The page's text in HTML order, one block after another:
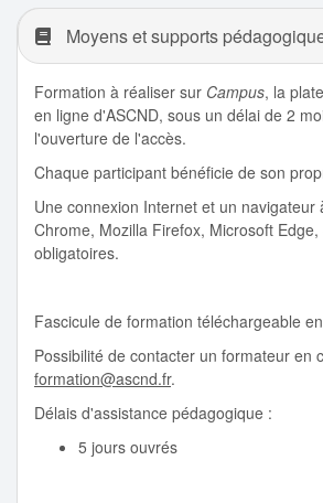
Moyens et supports
Formation à réaliser sur Campus, la
en ligne d'ASCND, sous un délai de 2
l'ouverture de l'accès.
Chaque participant bénéficie de son
Une connexion Internet et un navigateur
Chrome, Mozilla Firefox, Microsoft
obligatoires.
Fascicule de formation téléchargeable
Possibilité de contacter un formateur en
formation@ascnd.fr.
Délais d'assistance pédagogique :
5 jours ouvrés